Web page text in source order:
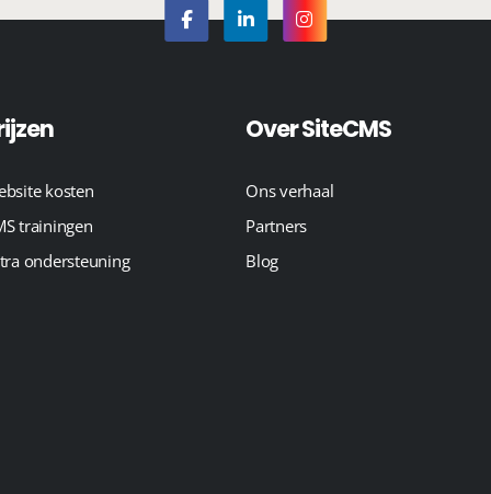
kosten
trainingen
ondersteuning
Over SiteCMS
Ons verhaal
Partners
Blog